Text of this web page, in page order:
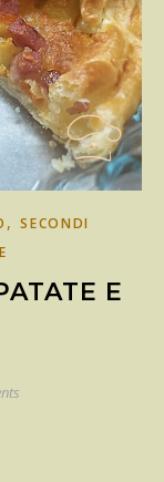
,SECONDI
E